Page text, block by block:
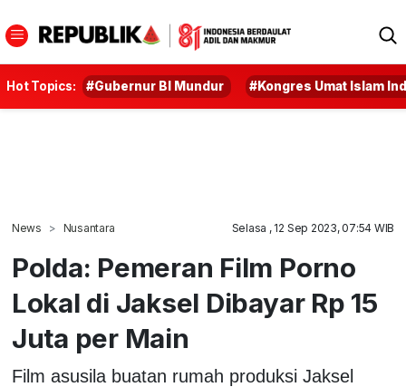
Hot Topics: #Gubernur BI Mundur #Kongres Umat Islam
News Nusantara Selasa , 12 Sep 2023, 07:54 WIB
Polda: Pemeran Film Porno
Lokal di Jaksel Dibayar Rp 15
Juta per Main
Film asusila buatan rumah produksi Jaksel